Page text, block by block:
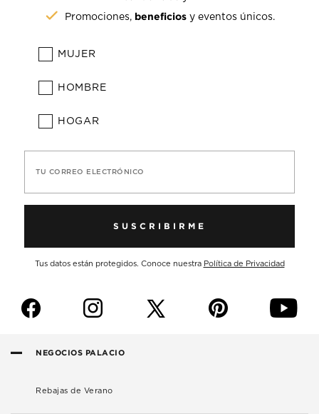
Promociones, beneficios y eventos únicos.
MUJER
HOMBRE
HOGAR
TU CORREO ELECTRÓNICO
SUSCRIBIRME
Tus datos están protegidos. Conoce nuestra Política de Privacidad
f i p y
NEGOCIOS PALACIO
Rebajas de Verano